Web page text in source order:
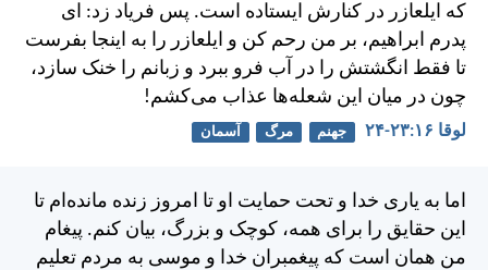
كه ايلعازر در كنارش ايستاده است. پس فرياد زد: ای
پدرم ابراهيم، بر من رحم كن و ايلعازر را به اينجا بفرست
تا فقط انگشتش را در آب فرو ببرد و زبانم را خنک سازد،
چون در ميان اين شعله‌ها عذاب می‌كشم!
لوقا ۱۶:‏۲۳-‏۲۴ جهنم مرگ آسمان
اما به ياری خدا و تحت حمايت او تا امروز زنده مانده‌ام تا
اين حقايق را برای همه، كوچک و بزرگ، بيان كنم. پيغام
من همان است كه پيغمبران خدا و موسی به مردم تعليم